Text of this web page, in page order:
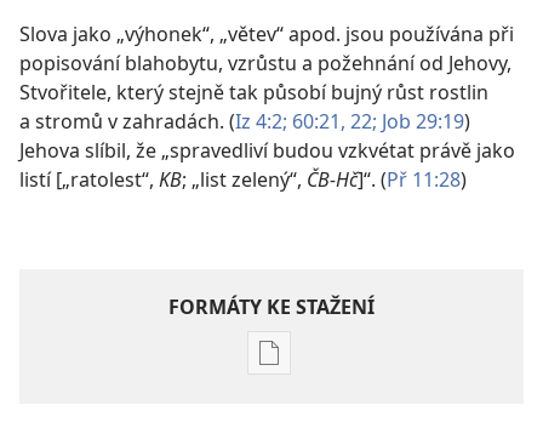
Slova jako „výhonek“, „větev“ apod. jsou používána při
popisování blahobytu, vzrůstu a požehnání od Jehovy,
Stvořitele, který stejně tak působí bujný růst rostlin
a stromů v zahradách. (Iz 4:2; 60:21, 22; Job 29:19)
Jehova slíbil, že „spravedliví budou vzkvétat právě jako
listí [„ratolest“, KB; „list zelený“, ČB-Hč]“. (Př 11:28)
FORMÁTY KE STAŽENÍ
Formáty